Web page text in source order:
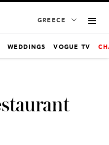
GREECE
WEDDINGS VOGUE TV